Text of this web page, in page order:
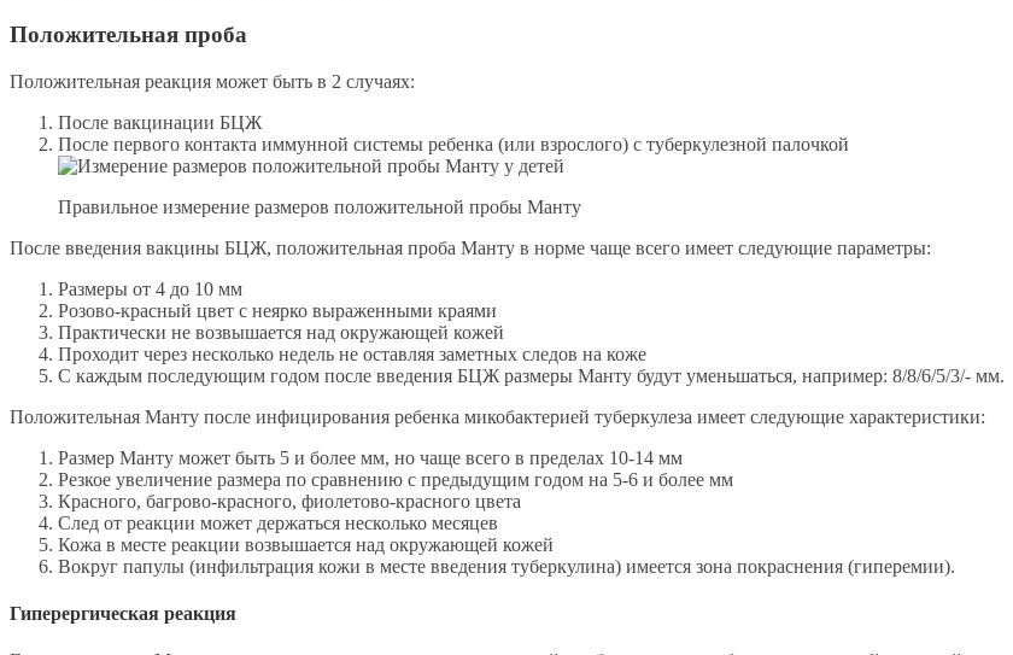
Положительная проба
Положительная реакция может быть в 2 случаях:
После вакцинации БЦЖ
После первого контакта иммунной системы ребенка (или взрослого) с туберкулезной палочкой
Правильное измерение размеров положительной пробы Манту
После введения вакцины БЦЖ, положительная проба Манту в норме чаще всего имеет следующие параметры:
Размеры от 4 до 10 мм
Розово-красный цвет с неярко выраженными краями
Практически не возвышается над окружающей кожей
Проходит через несколько недель не оставляя заметных следов на коже
С каждым последующим годом после введения БЦЖ размеры Манту будут уменьшаться, например: 8/8/6/5/3/- мм.
Положительная Манту после инфицирования ребенка микобактерией туберкулеза имеет следующие характеристики:
Размер Манту может быть 5 и более мм, но чаще всего в пределах 10-14 мм
Резкое увеличение размера по сравнению с предыдущим годом на 5-6 и более мм
Красного, багрово-красного, фиолетово-красного цвета
След от реакции может держаться несколько месяцев
Кожа в месте реакции возвышается над окружающей кожей
Вокруг папулы (инфильтрация кожи в месте введения туберкулина) имеется зона покраснения (гиперемии).
Гиперергическая реакция